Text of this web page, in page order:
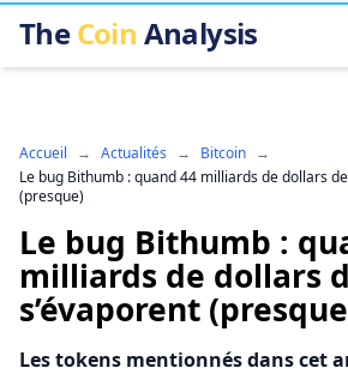
TheCoin Analysis
Accueil → Actualités → Bitcoin →
Le bug Bithumb : quand 44 milliards de dollars
(presque)
Le bug Bithumb :
milliards de dollars
s’évaporent
Les tokens mentionnés dans cet